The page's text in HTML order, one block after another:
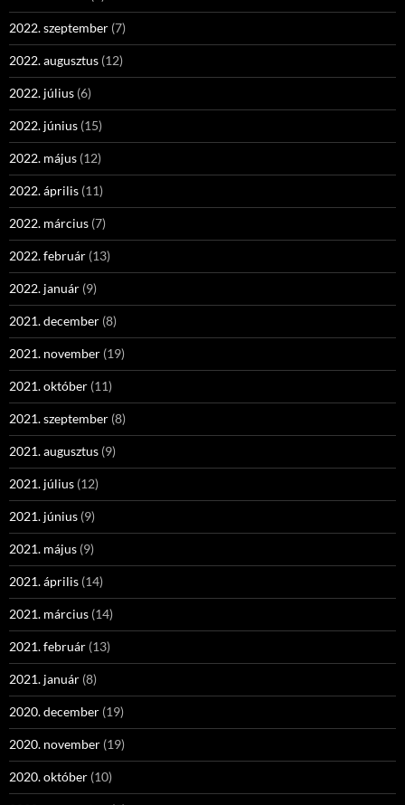
2022. szeptember (7)
2022. augusztus (12)
2022. július (6)
2022. június (15)
2022. május (12)
2022. április (11)
2022. március (7)
2022. február (13)
2022. január (9)
2021. december (8)
2021. november (19)
2021. október (11)
2021. szeptember (8)
2021. augusztus (9)
2021. július (12)
2021. június (9)
2021. május (9)
2021. április (14)
2021. március (14)
2021. február (13)
2021. január (8)
2020. december (19)
2020. november (19)
2020. október (10)